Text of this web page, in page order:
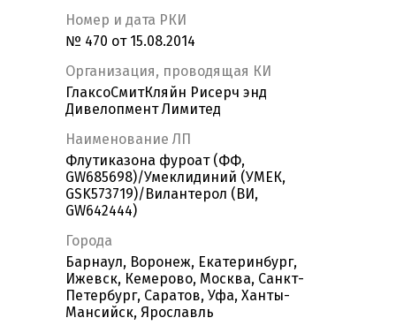
Номер и дата РКИ
№ 470 от 15.08.2014
Организация, проводящая КИ
ГлаксоСмитКляйн Рисерч энд
Дивелопмент Лимитед
Наименование ЛП
Флутиказона фуроат (ФФ,
GW685698)/Умеклидиний (УМЕК,
GSK573719)/Вилантерол (ВИ,
GW642444)
Города
Барнаул, Воронеж, Екатеринбург,
Ижевск, Кемерово, Москва, Санкт-
Петербург, Саратов, Уфа, Ханты-
Мансийск, Ярославль